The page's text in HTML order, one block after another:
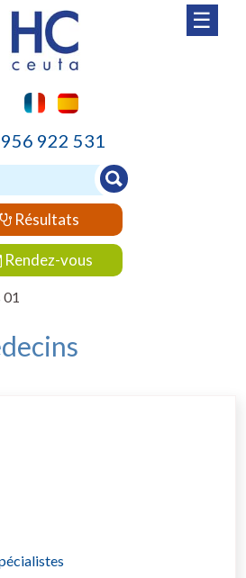
☰
922 531
Résultats
Rendez-vous